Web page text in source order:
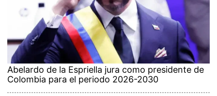
Abelardo de la Espriella jura como presidente de
Colombia para el periodo 2026-2030